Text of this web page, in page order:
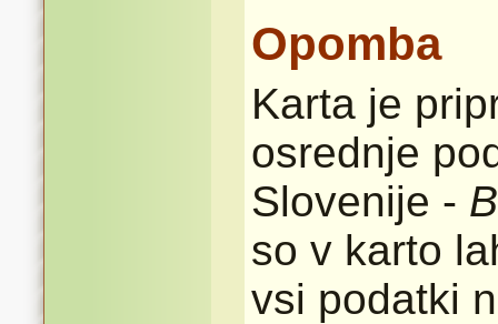
Opomba
Karta je
osrednje
Slovenije -
so v karto
vsi podatki